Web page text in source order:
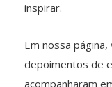
inspirar.
Em nossa
depoimentos de
acompanharam